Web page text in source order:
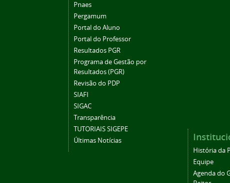
Pnaes
Pergamum
Portal do Aluno
Portal do Professor
Resultados PGR
Programa de Gestão por
Resultados (PGR)
Revisão do PDP
SIAFI
SIGAC
Transparência
TUTORIAIS SIGEPE
Últimas Notícias
História da
Equipe
Agenda do